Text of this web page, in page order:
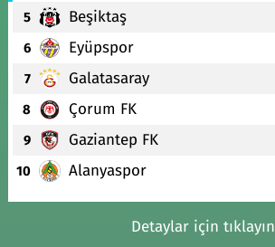
5 Beşiktaş
6 Eyüpspor
7 Galatasaray
8 Çorum FK
9 Gaziantep FK
10 Alanyaspor
Detaylar için tıklayın